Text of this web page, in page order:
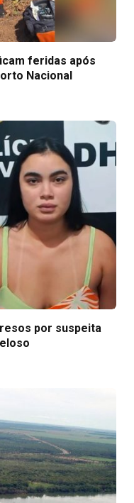
feridas após
Nacional
por suspeita